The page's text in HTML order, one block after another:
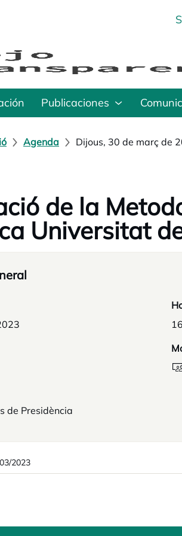
Publicaciones
Agenda Dijous, 30 de març de
de la
Universitat
de Presidència
2023